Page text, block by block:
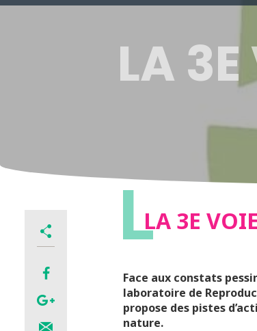
LA
LLA 3E
Face aux constats
laboratoire de
propose des pistes
nature.